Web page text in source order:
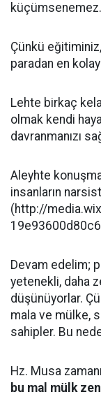
küçümsenemez.
Çünkü
paradan en
Lehte birkaç
olmak kendi
davranmanızı
Aleyhte
insanların
(http://
Devam edelim;
yetenekli, daha
düşünüyorlar.
mala ve mülke,
sahipler. Bu
Hz. Musa
bu mal mülk